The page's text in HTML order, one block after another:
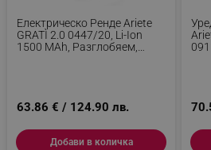
Електрическо Ренде Ariete
GRATÌ 2.0 0447/20, Li-Ion
1500 MAh, Разглобяем,
63.86 € / 124.90 лв.
Добави в количка
акаунта. Уебсайтът не може
правилно без строго
Име